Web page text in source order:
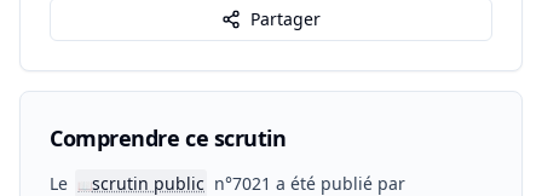
Partager
Comprendre ce scrutin
Le 📖scrutin public n°7021 a été publié par